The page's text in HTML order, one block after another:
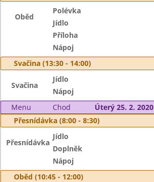
Oběd
Polévka
Jídlo
Příloha
Nápoj
Svačina (13:30 - 14:00)
Svačina
Jídlo
Nápoj
Menu
Chod
Úterý 25. 2. 2020
Přesnídávka (8:00 - 8:30)
Přesnídávka
Jídlo
Doplněk
Nápoj
Oběd (10:45 - 12:00)